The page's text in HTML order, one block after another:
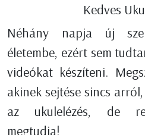
Kedves
Néhány napja új
életembe, ezért sem
videókat készíteni.
akinek sejtése sincs
az ukulelézés, de
megtudja!